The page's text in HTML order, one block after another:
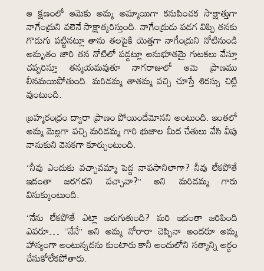
ఆ క్షణంలో ఆమెకు అమ్మ అమ్మాయిగా కనుపించక సాక్షాత్తుగా
నాగేంద్రుని వలెనే సాక్షాత్కరిస్తుంది. నాగేంద్రుడు పడగ విప్పి తనకు
గొడుగు పట్టినట్లూ తాను తలపైకి యెత్తగా నాగేంద్రుని నోటినుండి
అమృతం జారి తన నోటిలో పడ్డట్లూ అనుభూతమై గుటకలు వేస్తూ
చప్పరిస్తూ తన్మయమవుతూ నాగరాజులో ఆమె ప్రాణము
లీనమయిపోతుంది. మరిడమ్మ తాతమ్మ వచ్చి చూస్తే శిరస్సు చిట్లి
వుంటుంది.
బ్రహ్మరంధ్రం ద్వారా ప్రాణం పోయిందేమోనని అంటుంది. ఇంతలో
అమ్మ మెల్లగా వచ్చి మరిడమ్మ గారి భుజాల మీద చేతులు వేసి వీపు
నానుకుని వెనకగా కూర్చుంటుంది.
“నీవు ఎందుకు వచ్చావమ్మా పెద్ద నాపసానిలాగా? నీవు లేకపోతే
ఇదంతా జరగదని వచ్చావా?” అని మరిడమ్మ గారు
విసుక్కుంటుంది.
“నేను లేకపోతే ఎట్లా జరుగుతుంది? మరి ఇదంతా జరిపింది
ఎవరూ… “నేనే” అని అమ్మ నోరారా చెప్పినా అందరూ అమ్మ
హాస్యంగా అంటున్నదను కుంటారు కానీ అందులోని సత్యాన్ని అర్థం
చేసుకోలేకపోతారు.